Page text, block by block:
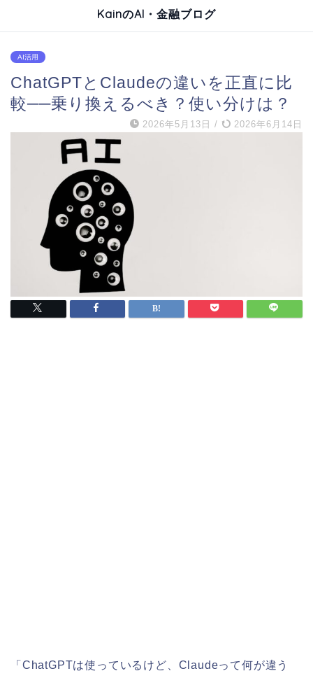
KainのAI・金融ブログ
AI活用
ChatGPTとClaudeの違いを正直に比
較──乗り換えるべき？使い分けは？
2026年5月13日 / 2026年6月14日
「ChatGPTは使っているけど、Claudeって何が違う